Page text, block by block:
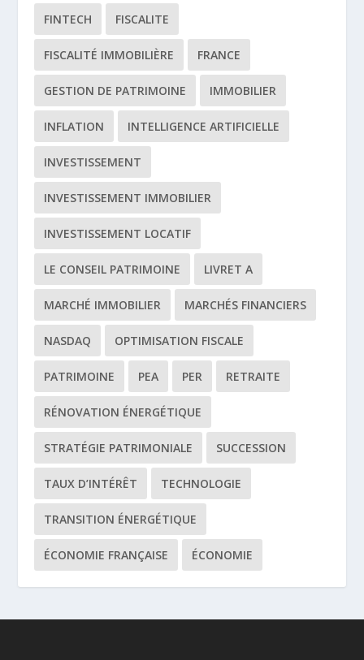
FINTECH FISCALITE
FISCALITÉ IMMOBILIÈRE FRANCE
GESTION DE PATRIMOINE IMMOBILIER
INFLATION INTELLIGENCE ARTIFICIELLE
INVESTISSEMENT
INVESTISSEMENT IMMOBILIER
INVESTISSEMENT LOCATIF
LE CONSEIL PATRIMOINE LIVRET A
MARCHÉ IMMOBILIER MARCHÉS FINANCIERS
NASDAQ OPTIMISATION FISCALE
PATRIMOINE PEA PER RETRAITE
RÉNOVATION ÉNERGÉTIQUE
STRATÉGIE PATRIMONIALE SUCCESSION
TAUX D’INTÉRÊT TECHNOLOGIE
TRANSITION ÉNERGÉTIQUE
ÉCONOMIE FRANÇAISE ÉCONOMIE